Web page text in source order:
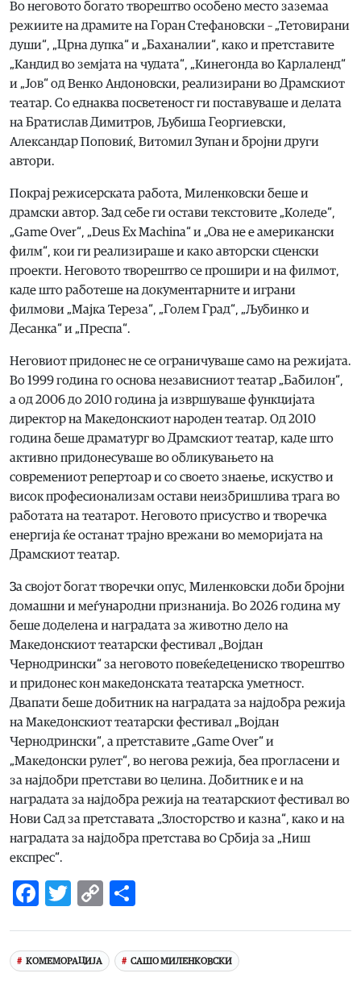
Во неговото богато творештво особено место заземаа
режиите на драмите на Горан Стефановски – „Тетовирани
души“, „Црна дупка“ и „Баханалии“, како и претставите
„Кандид во земјата на чудата“, „Кинегонда во Карлаленд“
и „Јов“ од Венко Андоновски, реализирани во Драмскиот
театар. Со еднаква посветеност ги поставуваше и делата
на Братислав Димитров, Љубиша Георгиевски,
Александар Поповиќ, Витомил Зупан и бројни други
автори.
Покрај режисерската работа, Миленковски беше и
драмски автор. Зад себе ги остави текстовите „Коледе“,
„Game Over“, „Deus Ex Machina“ и „Ова не е американски
филм“, кои ги реализираше и како авторски сценски
проекти. Неговото творештво се прошири и на филмот,
каде што работеше на документарните и играни
филмови „Мајка Тереза“, „Голем Град“, „Љубинко и
Десанка“ и „Преспа“.
Неговиот придонес не се ограничуваше само на режијата.
Во 1999 година го основа независниот театар „Бабилон“,
а од 2006 до 2010 година ја извршуваше функцијата
директор на Македонскиот народен театар. Од 2010
година беше драматург во Драмскиот театар, каде што
активно придонесуваше во обликувањето на
современиот репертоар и со своето знаење, искуство и
висок професионализам остави неизбришлива трага во
работата на театарот. Неговото присуство и творечка
енергија ќе останат трајно врежани во меморијата на
Драмскиот театар.
За својот богат творечки опус, Миленковски доби бројни
домашни и меѓународни признанија. Во 2026 година му
беше доделена и наградата за животно дело на
Македонскиот театарски фестивал „Војдан
Чернодрински“ за неговото повеќедецениско творештво
и придонес кон македонската театарска уметност.
Двапати беше добитник на наградата за најдобра режија
на Македонскиот театарски фестивал „Војдан
Чернодрински“, а претставите „Game Over“ и
„Македонски рулет“, во негова режија, беа прогласени и
за најдобри претстави во целина. Добитник е и на
наградата за најдобра режија на театарскиот фестивал во
Нови Сад за претставата „Злосторство и казна“, како и на
наградата за најдобра претстава во Србија за „Ниш
експрес“.
Facebook
Twitter
Copy
КОМЕМОРАЦИЈА САШО МИЛЕНКОВСКИ